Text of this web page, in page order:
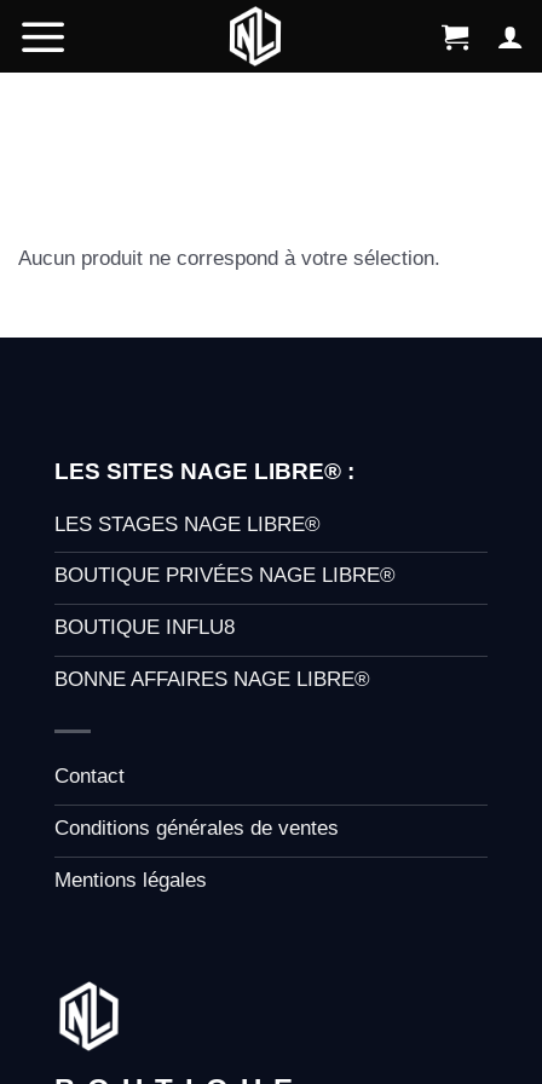
content
Aucun produit ne correspond à votre sélection.
LES SITES NAGE LIBRE® :
LES STAGES NAGE LIBRE®
BOUTIQUE PRIVÉES NAGE LIBRE®
BOUTIQUE INFLU8
BONNE AFFAIRES NAGE LIBRE®
Contact
Conditions générales de ventes
Mentions légales